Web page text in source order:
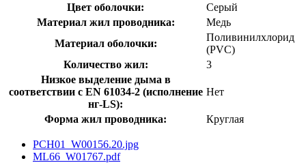
Цвет оболочки:
Серый
Материал жил проводника:
Медь
Материал оболочки:
Поливинилхлорид
(PVC)
Количество жил:
3
Низкое выделение дыма в
соответствии с EN 61034-2 (исполнение
нг-LS):
Нет
Форма жил проводника: Круглая
PCH01_W00156.20.jpg
ML66_W01767.pdf